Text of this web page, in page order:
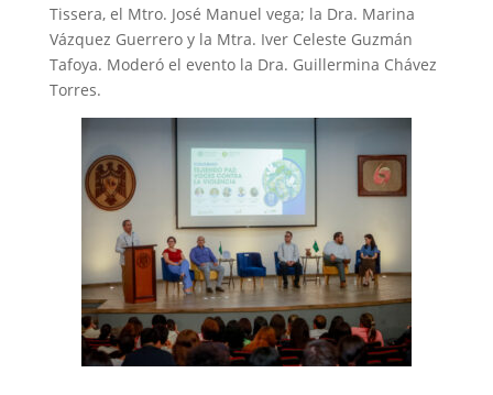
Tissera, el Mtro. José Manuel vega; la Dra. Marina
Vázquez Guerrero y la Mtra. Iver Celeste Guzmán
Tafoya. Moderó el evento la Dra. Guillermina Chávez
Torres.